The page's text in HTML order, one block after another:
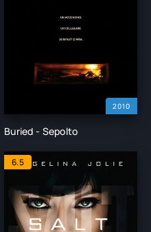
2010
Buried - Sepolto
6.5